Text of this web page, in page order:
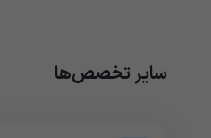
سایر تخصص‌ها